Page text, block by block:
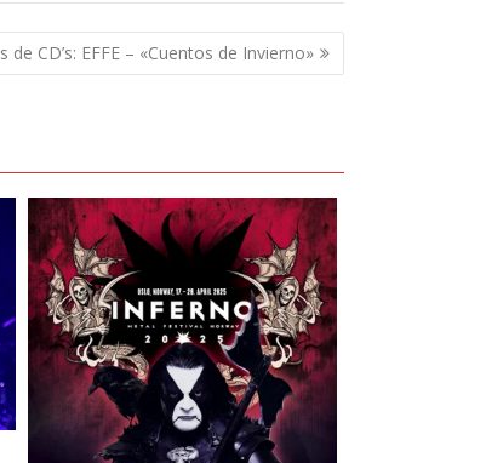
de CD’s: EFFE – «Cuentos de Invierno»